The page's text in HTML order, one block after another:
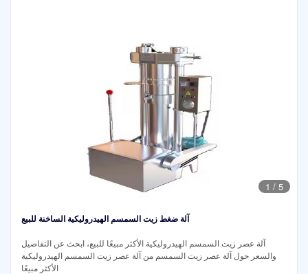
1 / 5
آلة ضغط زيت السمسم الهيدروليكية الساخنة للبيع
آلة عصر زيت السمسم الهيدروليكية الأكثر مبيعًا للبيع، ابحث عن التفاصيل
والسعر حول آلة عصر زيت السمسم من آلة عصر زيت السمسم الهيدروليكية
الأكثر مبيعًا